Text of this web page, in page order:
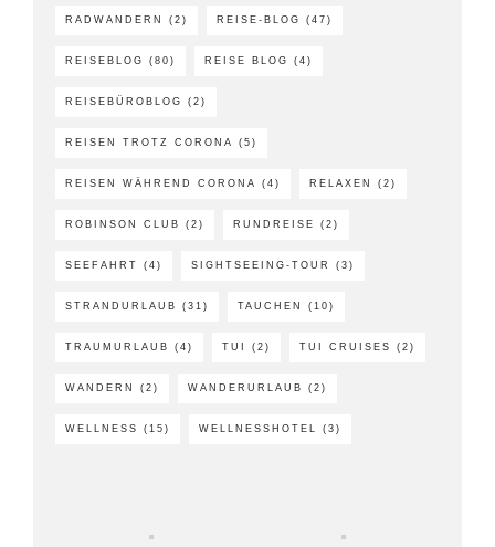
RADWANDERN (2) REISE-BLOG (47)
REISEBLOG (80) REISE BLOG (4)
REISEBÜROBLOG (2)
REISEN TROTZ CORONA (5)
REISEN WÄHREND CORONA (4) RELAXEN (2)
ROBINSON CLUB (2) RUNDREISE (2)
SEEFAHRT (4) SIGHTSEEING-TOUR (3)
STRANDURLAUB (31) TAUCHEN (10)
TRAUMURLAUB (4) TUI (2) TUI CRUISES (2)
WANDERN (2) WANDERURLAUB (2)
WELLNESS (15) WELLNESSHOTEL (3)